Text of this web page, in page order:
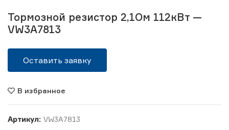
Тормозной резистор 2,1Ом 112кВт —
VW3A7813
Оставить заявку
В избранное
Артикул: VW3A7813